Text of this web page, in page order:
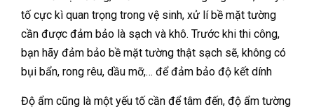
tố cực kì quan trọng trong vệ sinh, xử lí bề mặt tường
cần được đảm bảo là sạch và khô. Trước khi thi công,
bạn hãy đảm bảo bề mặt tường thật sạch sẽ, không có
bụi bẩn, rong rêu, dầu mỡ,… để đảm bảo độ kết dính
Độ ẩm cũng là một yếu tố cần để tâm đến, độ ẩm tường